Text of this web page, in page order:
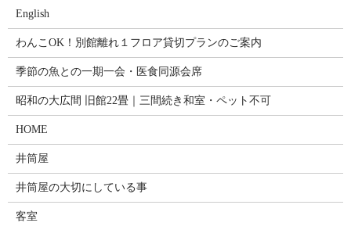
English
わんこOK！別館離れ１フロア貸切プランのご案内
季節の魚との一期一会・医食同源会席
昭和の大広間 旧館22畳｜三間続き和室・ペット不可
HOME
井筒屋
井筒屋の大切にしている事
客室